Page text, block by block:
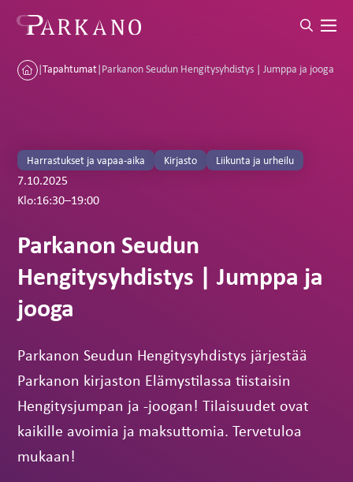
|Tapahtumat|Parkanon Seudun Hengitysyhdistys | Jumppa ja jooga
Harrastukset ja vapaa-aika Kirjasto Liikunta ja urheilu
7.10.2025
Klo:16:30–19:00
Parkanon Seudun
Hengitysyhdistys | Jumppa ja
jooga
Parkanon Seudun Hengitysyhdistys järjestää
Parkanon kirjaston Elämystilassa tiistaisin
Hengitysjumpan ja -joogan! Tilaisuudet ovat
kaikille avoimia ja maksuttomia. Tervetuloa
mukaan!